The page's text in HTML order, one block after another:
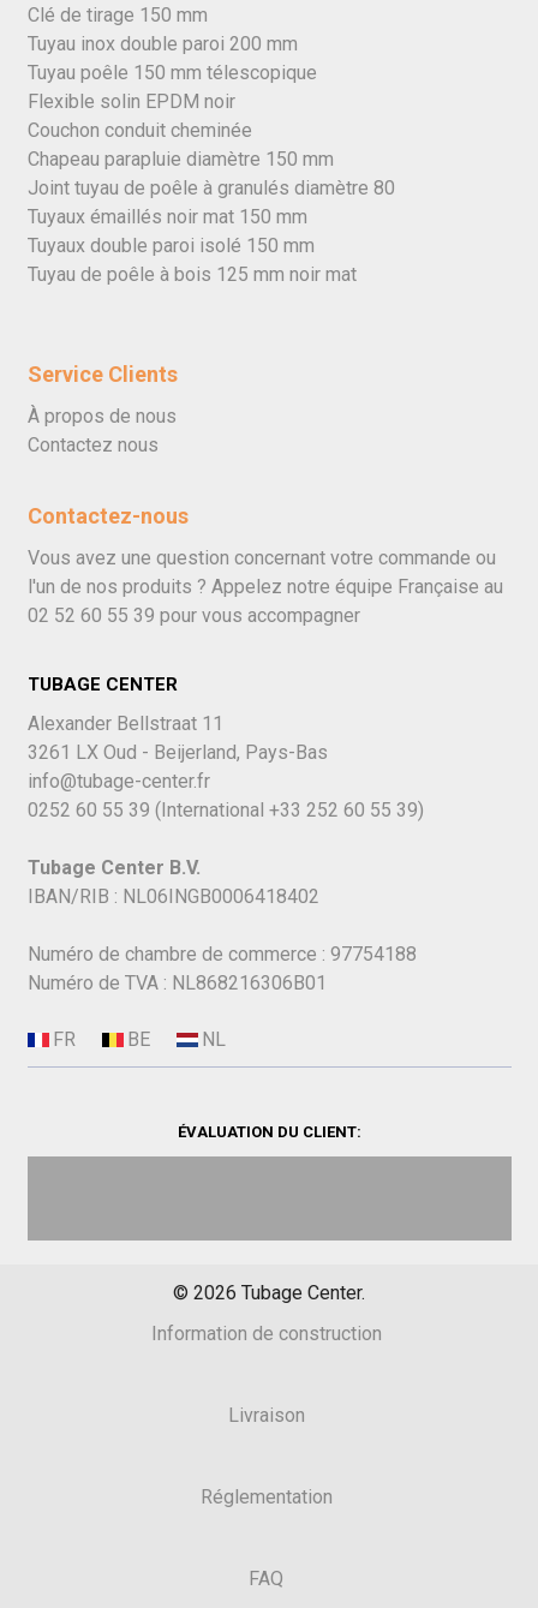
Clé de tirage 150 mm
Tuyau inox double paroi 200 mm
Tuyau poêle 150 mm télescopique
Flexible solin EPDM noir
Couchon conduit cheminée
Chapeau parapluie diamètre 150 mm
Joint tuyau de poêle à granulés diamètre 80
Tuyaux émaillés noir mat 150 mm
Tuyaux double paroi isolé 150 mm
Tuyau de poêle à bois 125 mm noir mat
Service Clients
À propos de nous
Contactez nous
Contactez-nous
Vous avez une question concernant votre commande ou
l'un de nos produits ? Appelez notre équipe Française au
02 52 60 55 39 pour vous accompagner
TUBAGE CENTER
Alexander Bellstraat 11
3261 LX Oud - Beijerland, Pays-Bas
info@tubage-center.fr
0252 60 55 39 (International +33 252 60 55 39)
Tubage Center B.V.
IBAN/RIB : NL06INGB0006418402
Numéro de chambre de commerce : 97754188
Numéro de TVA : NL868216306B01
ÉVALUATION DU CLIENT:
© 2026 Tubage Center.
Information de construction
Livraison
Réglementation
FAQ